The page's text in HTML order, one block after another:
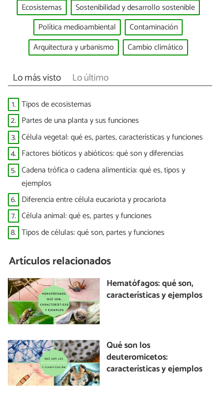
Ecosistemas
Sostenibilidad y desarrollo sostenible
Política medioambiental
Contaminación
Arquitectura y urbanismo
Cambio climático
Lo más visto Lo último
1. Tipos de ecosistemas
2. Partes de una planta y sus funciones
3. Célula vegetal: qué es, partes, características y funciones
4. Factores bióticos y abióticos: qué son y diferencias
5. Cadena trófica o cadena alimenticia: qué es, tipos y
ejemplos
6. Diferencia entre célula eucariota y procariota
7. Célula animal: qué es, partes y funciones
8. Tipos de células: qué son, partes y funciones
Artículos relacionados
Hematófagos: qué son,
características y ejemplos
Qué son los
deuteromicetos:
características y ejemplos